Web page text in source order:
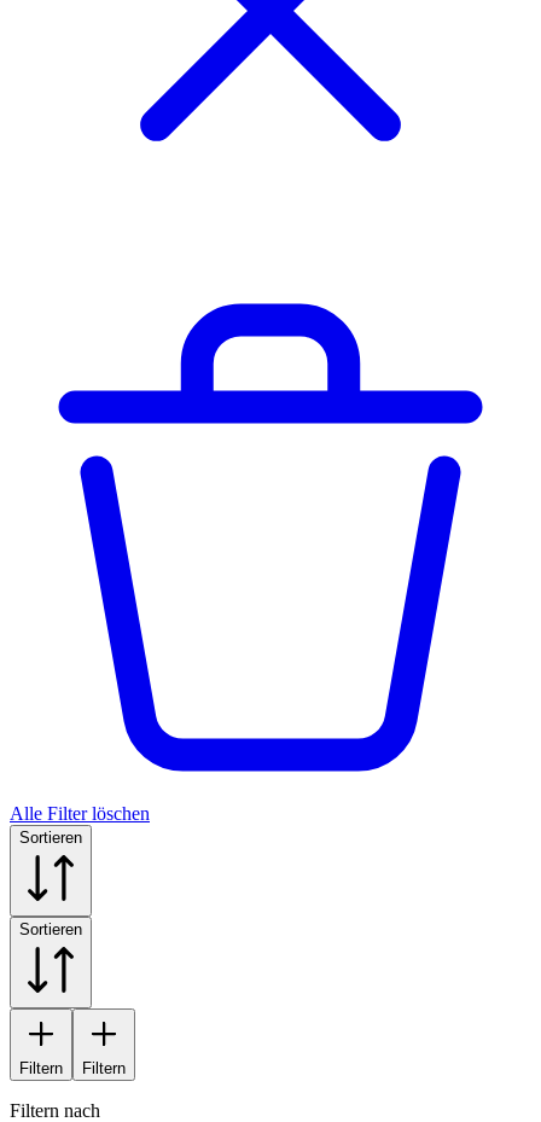
Alle Filter löschen
Sortieren
Sortieren
Filtern Filtern
Filtern nach